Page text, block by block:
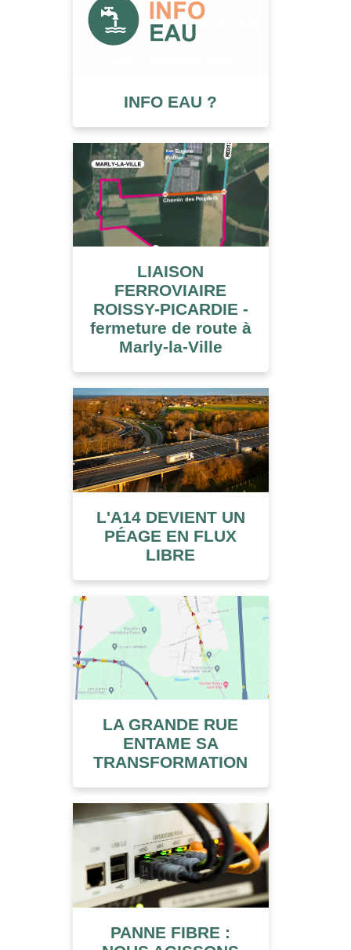
INFO EAU ?
LIAISON
FERROVIAIRE
ROISSY-PICARDIE -
fermeture de route à
Marly-la-Ville
L'A14 DEVIENT UN
PÉAGE EN FLUX
LIBRE
LA GRANDE RUE
ENTAME SA
TRANSFORMATION
PANNE FIBRE :